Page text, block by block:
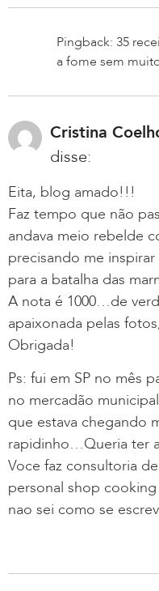
Pingback: 35
a fome sem
Cristina
disse:
Eita, blog amado!!!
Faz tempo que não
andava meio rebelde
precisando me
para a batalha das
A nota é 1000…de
apaixonada pelas
Obrigada!
Ps: fui em SP no mês
no mercadão
que estava chegando
rapidinho…Queria ter
Voce faz consultoria
personal shop
nao sei como se